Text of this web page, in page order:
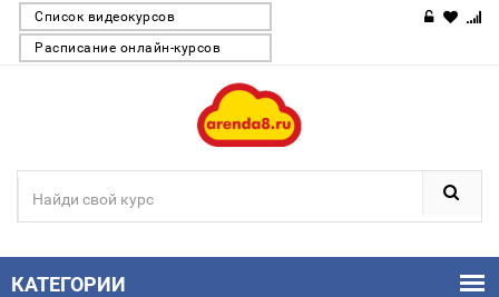
Список видеокурсов
Расписание онлайн-курсов
КАТЕГОРИИ